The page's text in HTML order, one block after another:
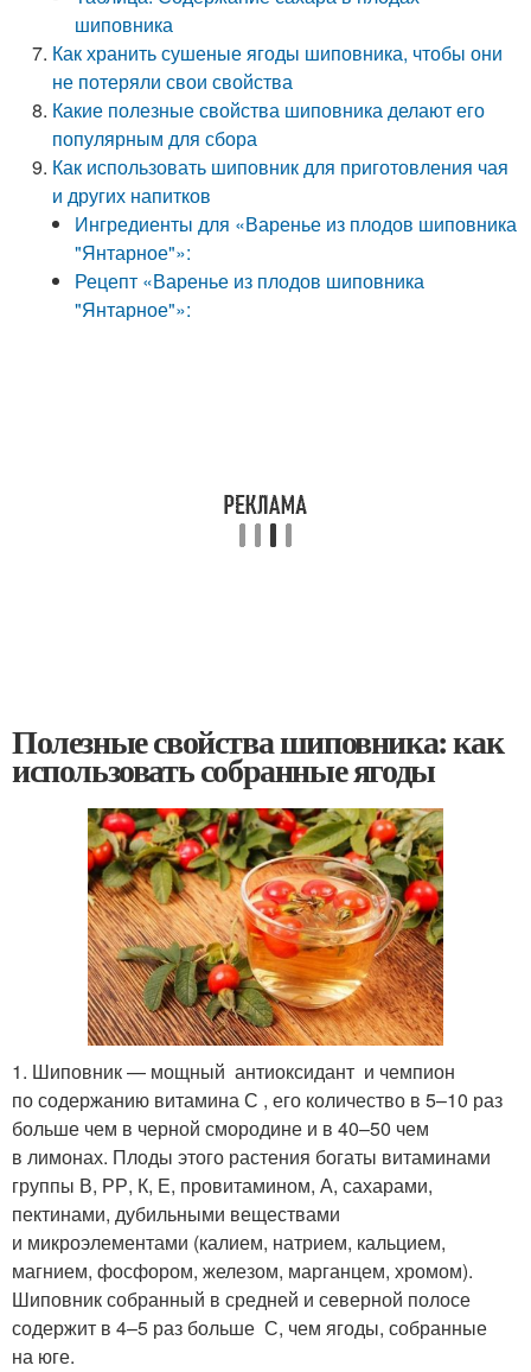
шиповника
Как хранить сушеные ягоды шиповника, чтобы они
не потеряли свои свойства
Какие полезные свойства шиповника делают его
популярным для сбора
Как использовать шиповник для приготовления чая
и других напитков
Ингредиенты для «Варенье из плодов шиповника
"Янтарное"»:
Рецепт «Варенье из плодов шиповника
"Янтарное"»:
Полезные свойства шиповника: как
использовать собранные ягоды
1. Шиповник — мощный антиоксидант и чемпион
по содержанию витамина С , его количество в 5–10 раз
больше чем в черной смородине и в 40–50 чем
в лимонах. Плоды этого растения богаты витаминами
группы В, РР, К, Е, провитамином, А, сахарами,
пектинами, дубильными веществами
и микроэлементами (калием, натрием, кальцием,
магнием, фосфором, железом, марганцем, хромом).
Шиповник собранный в средней и северной полосе
содержит в 4–5 раз больше С, чем ягоды, собранные
на юге.